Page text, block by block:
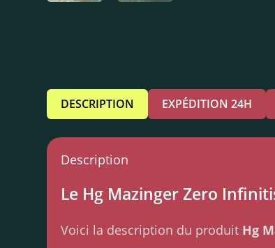
DESCRIPTION EXPÉDITION 24H
Description
Le Hg Mazinger Zero
Voici la description du produit Hg